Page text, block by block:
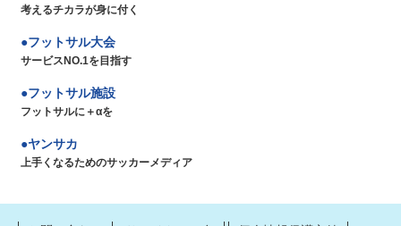
考えるチカラが身に付く
フットサル大会
サービスNO.1を目指す
フットサル施設
フットサルに＋αを
ヤンサカ
上手くなるためのサッカーメディア